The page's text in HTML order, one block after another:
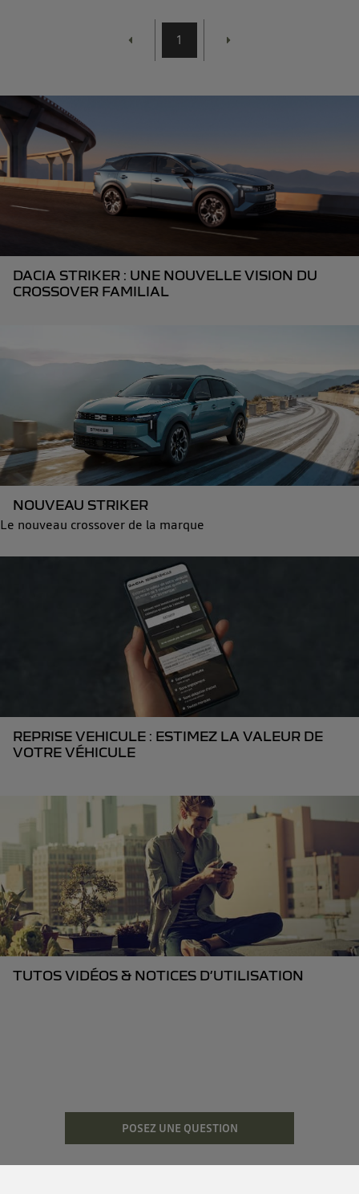
1
DACIA STRIKER : UNE NOUVELLE VISION DU
CROSSOVER FAMILIAL
NOUVEAU STRIKER
Le nouveau crossover de la marque
REPRISE VEHICULE : ESTIMEZ LA VALEUR DE
VOTRE VÉHICULE
TUTOS VIDÉOS & NOTICES D’UTILISATION
POSEZ UNE QUESTION